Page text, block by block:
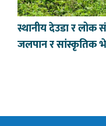
स्थानीय देउडा र लोक
जलपान र सांस्कृतिक